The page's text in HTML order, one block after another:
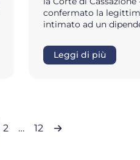
confermato la
intimato ad un
Leggi di più
2 … 12